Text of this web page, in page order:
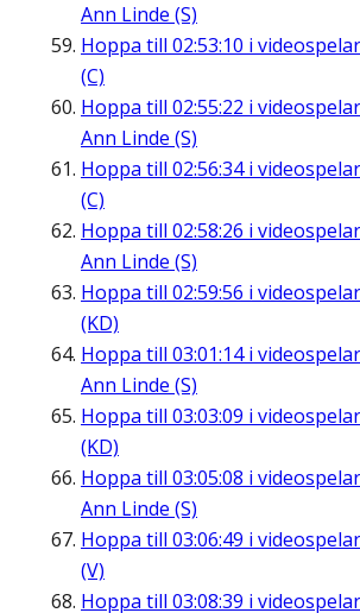
Ann Linde (S)
Hoppa till 02:53:10 i
(C)
Hoppa till 02:55:22 i
Ann Linde (S)
Hoppa till 02:56:34i
(C)
Hoppa till 02:58:26 i
Ann Linde (S)
Hoppa till 02:59:56 i
(KD)
Hoppa till 03:01:14i
Ann Linde (S)
Hoppa till 03:03:09 i
(KD)
Hoppa till 03:05:08 i
Ann Linde (S)
Hoppa till 03:06:49 i
(V)
Hoppa till 03:08:39 i